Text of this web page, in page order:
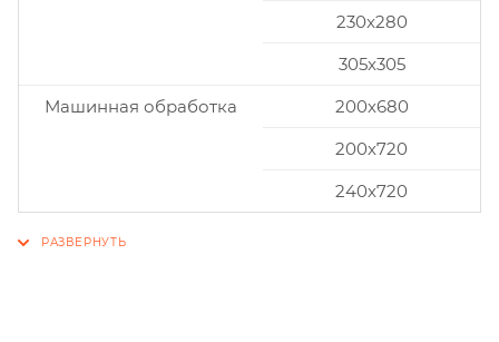
230x280
305x305
Машинная обработка
200х680
200х720
240х720